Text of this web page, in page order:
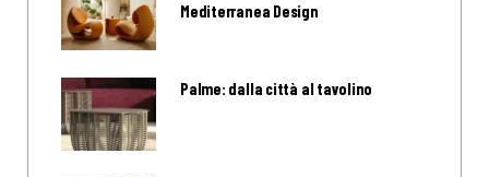
Mediterranea Design
Palme: dalla città al tavolino